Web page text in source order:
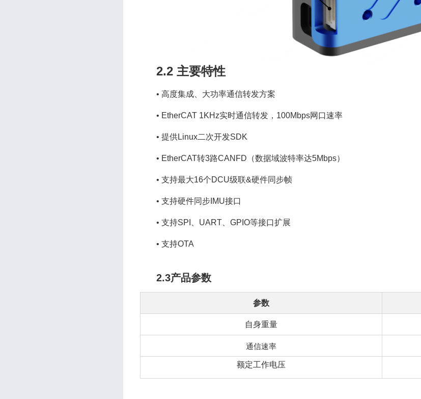
2.2 主要特性
• 高度集成、大功率通信转发方案
• EtherCAT 1KHz实时通信转发，100Mbps网口速率
• 提供Linux二次开发SDK
• EtherCAT转3路CANFD（数据域波特率达5Mbps）
• 支持最大16个DCU级联&硬件同步帧
• 支持硬件同步IMU接口
• 支持SPI、UART、GPIO等接口扩展
• 支持OTA
2.3产品参数
参数
自身重量
通信速率
额定工作电压